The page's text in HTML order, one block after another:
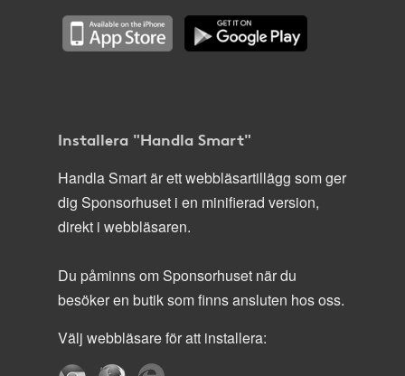
Installera "Handla Smart"
Handla Smart är ett webbläsartillägg som ger
dig Sponsorhuset i en minifierad version,
direkt i webbläsaren.
Du påminns om Sponsorhuset när du
besöker en butik som finns ansluten hos oss.
Välj webbläsare för att installera: